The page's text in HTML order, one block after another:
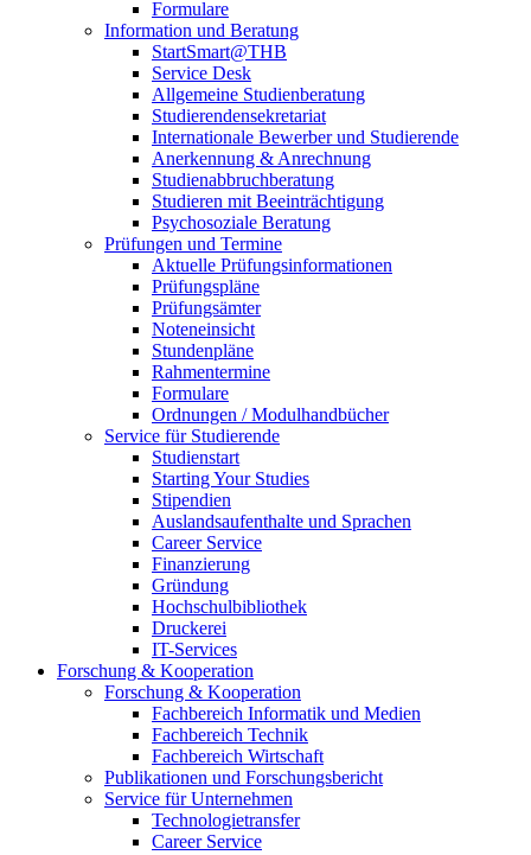
Formulare
Information und Beratung
StartSmart@THB
Service Desk
Allgemeine Studienberatung
Studierendensekretariat
Internationale Bewerber und Studierende
Anerkennung & Anrechnung
Studienabbruchberatung
Studieren mit Beeinträchtigung
Psychosoziale Beratung
Prüfungen und Termine
Aktuelle Prüfungsinformationen
Prüfungspläne
Prüfungsämter
Noteneinsicht
Stundenpläne
Rahmentermine
Formulare
Ordnungen / Modulhandbücher
Service für Studierende
Studienstart
Starting Your Studies
Stipendien
Auslandsaufenthalte und Sprachen
Career Service
Finanzierung
Gründung
Hochschulbibliothek
Druckerei
IT-Services
Forschung & Kooperation
Forschung & Kooperation
Fachbereich Informatik und Medien
Fachbereich Technik
Fachbereich Wirtschaft
Publikationen und Forschungsbericht
Service für Unternehmen
Technologietransfer
Career Service